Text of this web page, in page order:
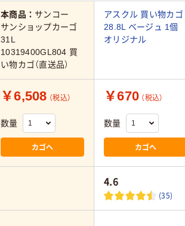
本商品： サンコー
サンショップカーゴ
31L
10319400GL804 買
い物カゴ（直送品）
アスクル 買い物カゴ
28.8L ベージュ 1個
オリジナル
￥6,508 （税込）
数量
カゴへ
￥670 （税込）
数量
カゴへ
4.6
(35)